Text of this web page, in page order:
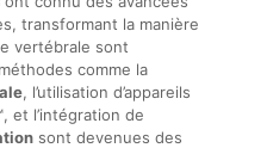
transformant la manière
vertébrale sont
comme la
, l’utilisation d’appareils
et l’intégration de
sont devenues des